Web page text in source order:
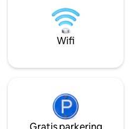
duschhuvuden
utrustat
Wifi